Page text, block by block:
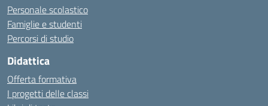
Personale scolastico
Famiglie e studenti
Percorsi di studio
Didattica
Offerta formativa
I progetti delle classi